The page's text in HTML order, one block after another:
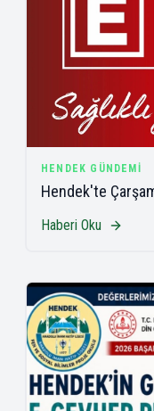
HENDEK GÜNDEMI
Hendek'te
Haberi Oku